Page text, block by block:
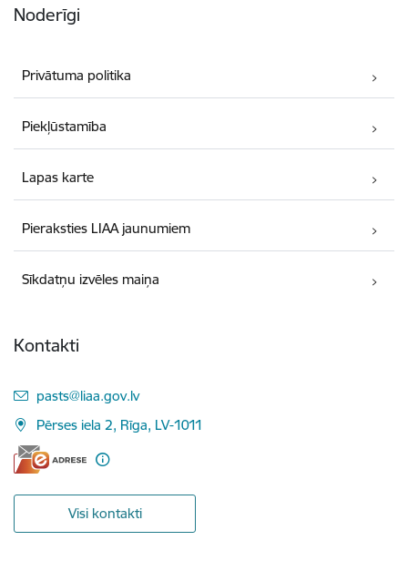
Noderīgi
Privātuma politika
Piekļūstamība
Lapas karte
Pieraksties LIAA jaunumiem
Sīkdatņu izvēles maiņa
Kontakti
E-pasts:
pasts@liaa.gov.lv
Pērses iela 2, Rīga, LV-1011
Visi kontakti